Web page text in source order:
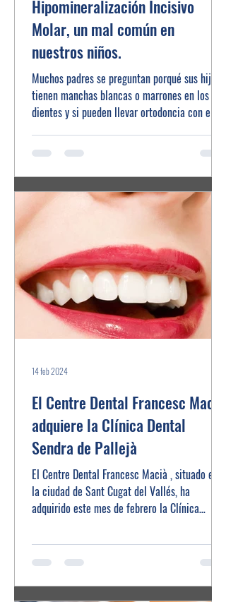
Hipomineralización Incisivo
Molar, un mal común en
nuestros niños.
Muchos padres se preguntan porqué sus hijos
tienen manchas blancas o marrones en los
dientes y si pueden llevar ortodoncia con ellas.
El Centre Dental Francesc Macià
adquiere la Clínica Dental
Sendra de Pallejà
El Centre Dental Francesc Macià , situado en
la ciudad de Sant Cugat del Vallés, ha
adquirido este mes de febrero la Clínica
14 feb 2024